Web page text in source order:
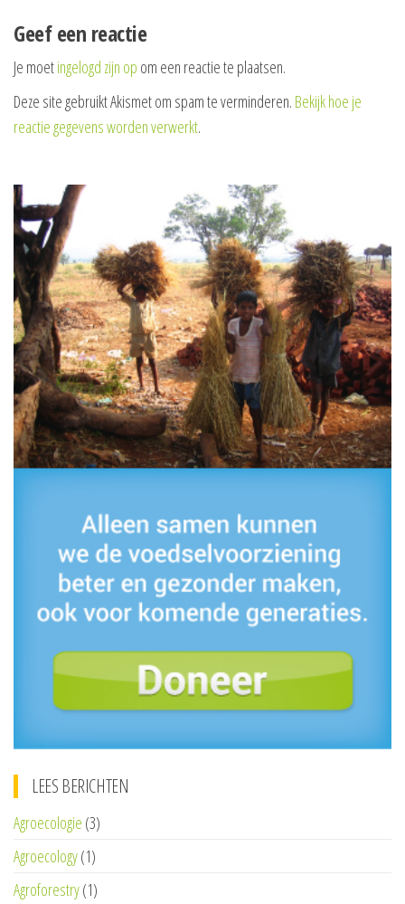
Geef een reactie
Je moetingelogd zijn op om een reactie te plaatsen.
Deze site gebruikt Akismet om spam te verminderen. Bekijk hoe je
reactie gegevens worden verwerkt.
LEES BERICHTEN
Agroecologie (3)
Agroecology(1)
Agroforestry(1)